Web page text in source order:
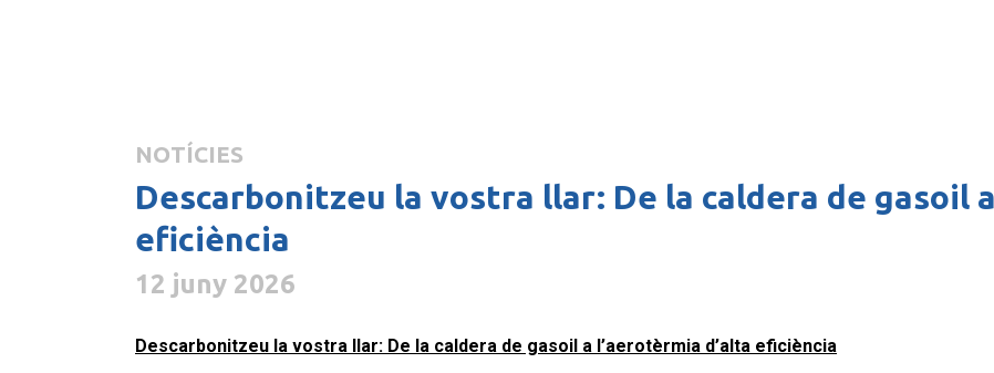
NOTÍCIES
Descarbonitzeu la vostra llar: De la caldera de gasoil
eficiència
12 juny 2026
Descarbonitzeu la vostra llar: De la caldera de gasoil a l’aerotèrmia d’alta eficiència